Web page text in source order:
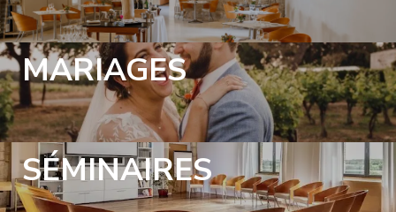
MARIAGES
SÉMINAIRES